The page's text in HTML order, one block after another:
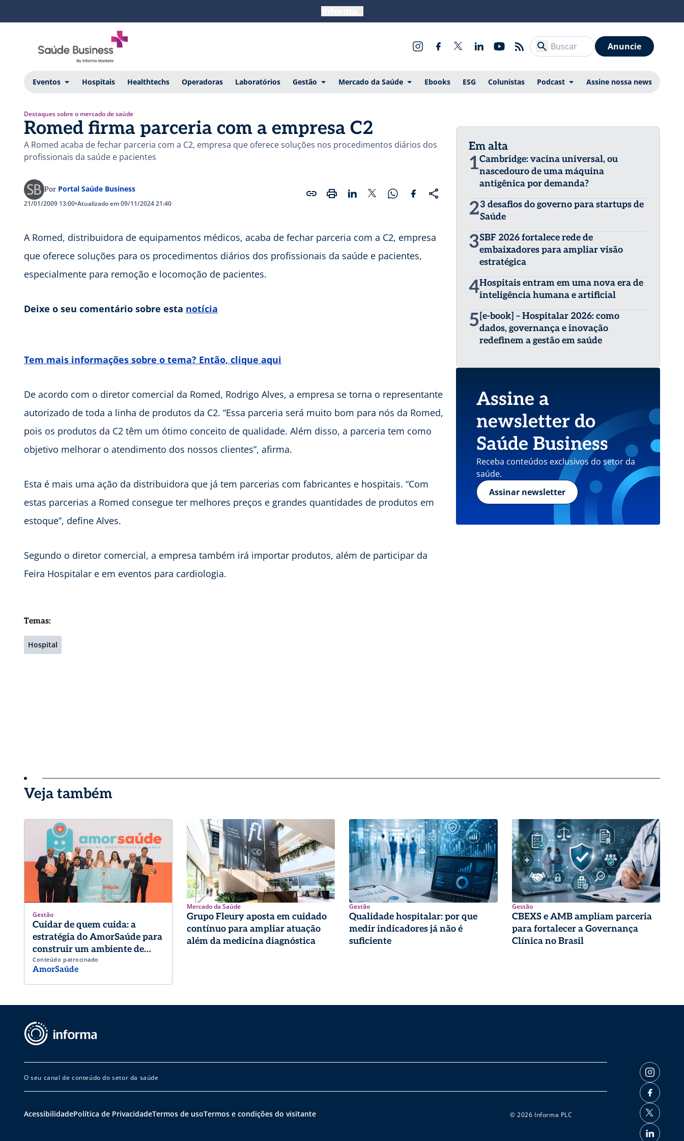
Anuncie
Eventos Hospitais Healthtechs Operadoras Laboratórios Gestão Mercado da Saúde Ebooks ESG Colunistas Podcast Assine nossa news
Destaques sobre o mercado de saúde
Romed firma parceria com a empresa C2
A Romed acaba de fechar parceria com a C2, empresa que oferece soluções nos procedimentos diários dos
profissionais da saúde e pacientes
Por Portal Saúde Business
21/01/2009 13:00•Atualizado em 09/11/2024 21:40
A Romed, distribuidora de equipamentos médicos, acaba de fechar parceria com a C2, empresa
que oferece soluções para os procedimentos diários dos profissionais da saúde e pacientes,
especialmente para remoção e locomoção de pacientes.
Deixe o seu comentário sobre esta notícia
Tem mais informações sobre o tema? Então, clique aqui
De acordo com o diretor comercial da Romed, Rodrigo Alves, a empresa se torna o representante
autorizado de toda a linha de produtos da C2. “Essa parceria será muito bom para nós da Romed,
pois os produtos da C2 têm um ótimo conceito de qualidade. Além disso, a parceria tem como
objetivo melhorar o atendimento dos nossos clientes”, afirma.
Esta é mais uma ação da distribuidora que já tem parcerias com fabricantes e hospitais. “Com
estas parcerias a Romed consegue ter melhores preços e grandes quantidades de produtos em
estoque”, define Alves.
Segundo o diretor comercial, a empresa também irá importar produtos, além de participar da
Feira Hospitalar e em eventos para cardiologia.
Temas:
Hospital
Em alta
1Cambridge: vacina universal, ou
nascedouro de uma máquina
antigênica por demanda?
23 desafios do governo para startups de
Saúde
3SBF 2026 fortalece rede de
embaixadores para ampliar visão
estratégica
4Hospitais entram em uma nova era de
inteligência humana e artificial
5 [e-book] – Hospitalar 2026: como
dados, governança e inovação
redefinem a gestão em saúde
Assine a
newsletter do
Saúde Business
Receba conteúdos exclusivos do setor da
saúde.
Assinar newsletter
Veja também
Gestão
Cuidar de quem cuida: a
estratégia do AmorSaúde para
construir um ambiente de
trabalho de excelência
Conteúdo patrocinado
AmorSaúde
Mercado da Saúde
Grupo Fleury aposta em cuidado
contínuo para ampliar atuação
além da medicina diagnóstica
Gestão
Qualidade hospitalar: por que
medir indicadores já não é
suficiente
Gestão
CBEXS e AMB ampliam parceria
para fortalecer a Governança
Clínica no Brasil
O seu canal de conteúdo do setor da saúde
AcessibilidadePolítica de PrivacidadeTermos de usoTermos e condições do visitante © 2026 Informa PLC